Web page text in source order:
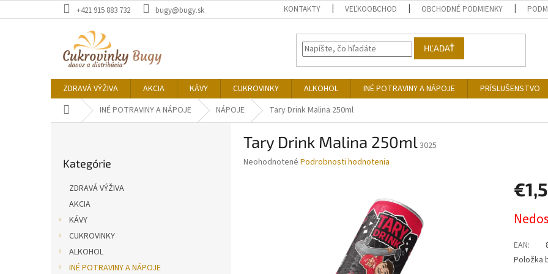
na
+421 915 883 732 bugy@bugy.sk KONTAKTY VEĽKOOBCHOD OBCHODNÉ PODMIENKY
HĽADAŤ
ZDRAVÁ VÝŽIVA AKCIA KÁVY CUKROVINKY ALKOHOL INÉ POTRAVINY A NÁPOJE PRÍSLUŠENSTVO
DomovINÉ POTRAVINY A NÁPOJE NÁPOJE Tary Drink Malina 250ml
kategórie
Kategórie
ZDRAVÁ VÝŽIVA
AKCIA
KÁVY
CUKROVINKY
ALKOHOL
INÉ POTRAVINY A NÁPOJE
Tary Drink Malina 250ml3025
Priemerné
Neohodnotené Podrobnosti hodnotenia
cena:
EAN:
Položka